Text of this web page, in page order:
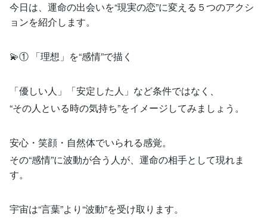
今日は、運命の出会いを“現実の恋”に変える５つのアクシ
ョンを紹介します。
💫① 「理想」を“感情”で描く
「優しい人」「安定した人」など条件ではなく、
“その人といる時の気持ち”をイメージしてみましょう。
安心・笑顔・自然体でいられる感覚。
その“感情”に波動が合う人が、運命の相手として現れま
す。
宇宙は“言葉”より“波動”を受け取ります。